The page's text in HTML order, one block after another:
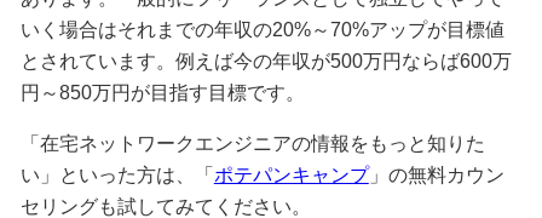
いく場合はそれまでの年収の20%～70%アップが目標値
とされています。例えば今の年収が500万円ならば600万
円～850万円が目指す目標です。
「在宅ネットワークエンジニアの情報をもっと知りた
い」といった方は、「 ポテパンキャンプ」の無料カウン
セリングも試してみてください。